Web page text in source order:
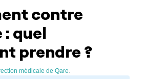
contre
: quel
prendre ?
médicale de Qare.